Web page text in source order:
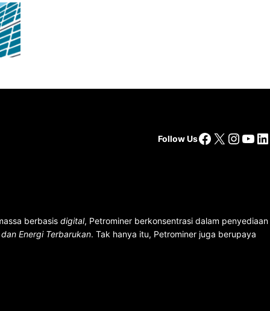
Follow UsFacebook
X
berbasis digital, Petrominer berkonsentrasi dalam penyediaan
Energi Terbarukan. Tak hanya itu, Petrominer juga berupaya